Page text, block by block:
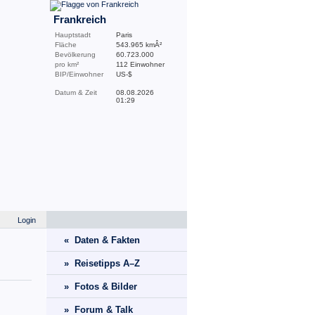
Frankreich
Hauptstadt
Paris
Fläche
543.965 kmÂ²
Bevölkerung
60.723.000
pro km²
112 Einwohner
BIP/Einwohner
US-$
Datum & Zeit
08.08.2026
01:29
Login
« Daten & Fakten
» Reisetipps A–Z
» Fotos & Bilder
» Forum & Talk